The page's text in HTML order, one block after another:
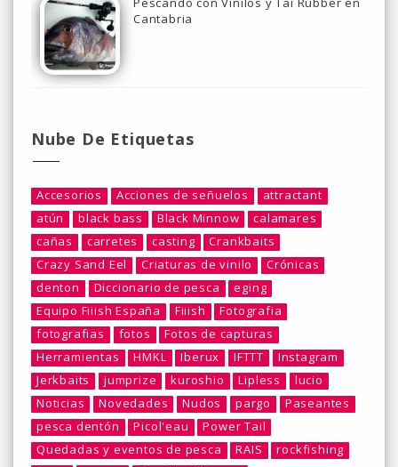
Cantabria
Nube De Etiquetas
Accesorios Acciones de señuelos
attractant
atún
black bass Black Minnow
calamares
cañas
carretes casting
Crankbaits
Crazy Sand Eel
Criaturas de vinilo
Crónicas
denton
Diccionario de pesca
eging
Equipo Fiiish España
Fiiish
Fotografia
fotografias
fotos
Fotos de capturas
Herramientas
HMKL Iberux IFTTT
Instagram
Jerkbaits
jumprize kuroshio Lipless
lucio
Noticias
Novedades Nudos pargo
Paseantes
pesca dentón
Picol'eau
Power Tail
Quedadas y eventos de pesca
RAIS
rockfishing